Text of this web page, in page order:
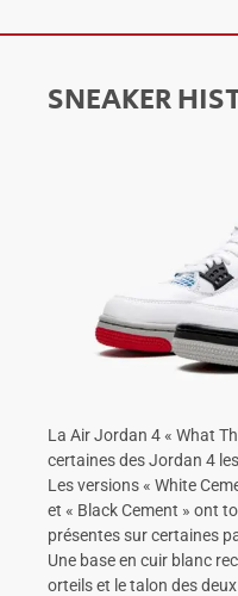
SNEAKER
La Air Jordan 4 « What
certaines des Jordan 4
Les versions « White
et « Black Cement » ont
présentes sur certaines
Une base en cuir blanc
orteils et le talon des